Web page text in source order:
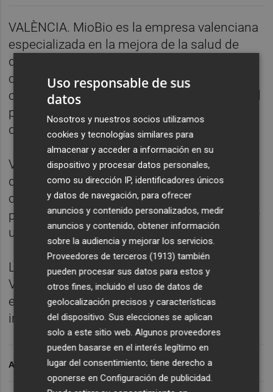
VALÈNCIA. MioBio es la empresa valenciana
especializada en la mejora de la salud de
deportistas profesionales a través de la
cocina. Sergio Brisa, su CEO, nos cuenta
cómo nace y cómo ha evolucionado hasta el
punto de que ya no solo se enfoca en
deportistas
VDS es el evento tecnológico internacional
del ecosistema innovador valenciano,
organizado por Startup Valencia. Un evento
para mentes inquietas que quieran construir
un mañana mejor.
La sexta edición, organizada por Startup
Valencia, reúne a los principales actores del
ecosistema tecnológico e innovador a nivel
internacional.
ARCHIVADO EN
Uso responsable de sus
datos
Nosotros y nuestros socios utilizamos
cookies y tecnologías similares para
almacenar y acceder a información en su
dispositivo y procesar datos personales,
como su dirección IP, identificadores únicos
y datos de navegación, para ofrecer
anuncios y contenido personalizados, medir
anuncios y contenido, obtener información
sobre la audiencia y mejorar los servicios.
Proveedores de terceros (1913) también
pueden procesar sus datos para estos y
otros fines, incluido el uso de datos de
geolocalización precisos y características
del dispositivo. Sus elecciones se aplican
solo a este sitio web. Algunos proveedores
pueden basarse en el interés legítimo en
lugar del consentimiento; tiene derecho a
oponerse enConfiguración de publicidad